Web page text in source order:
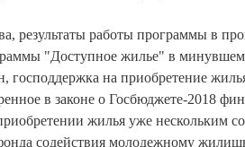
результаты работы программы в
"Доступное жилье" в минувшем
на приобретение
в законе о Госбюджете-2018
жилья уже нескольким
содействия молодежному